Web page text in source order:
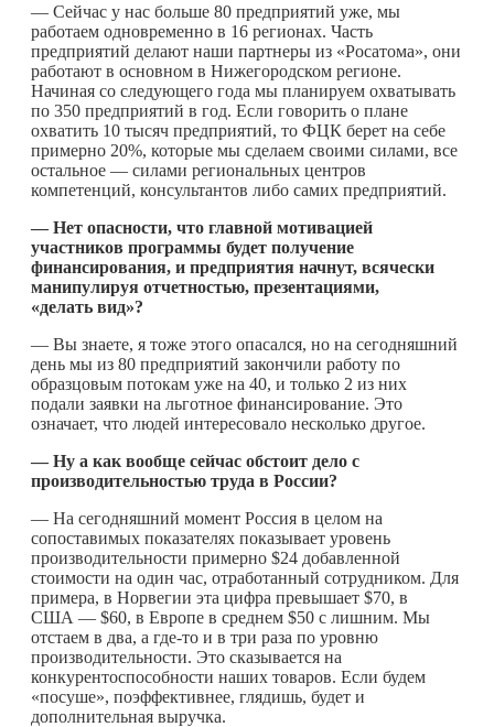
— Сейчас у нас больше 80 предприятий уже, мы
работаем одновременно в 16 регионах. Часть
предприятий делают наши партнеры из «Росатома», они
работают в основном в Нижегородском регионе.
Начиная со следующего года мы планируем охватывать
по 350 предприятий в год. Если говорить о плане
охватить 10 тысяч предприятий, то ФЦК берет на себе
примерно 20%, которые мы сделаем своими силами, все
остальное — силами региональных центров
компетенций, консультантов либо самих предприятий.
— Нет опасности, что главной мотивацией
участников программы будет получение
финансирования, и предприятия начнут, всячески
манипулируя отчетностью, презентациями,
«делать вид»?
— Вы знаете, я тоже этого опасался, но на сегодняшний
день мы из 80 предприятий закончили работу по
образцовым потокам уже на 40, и только 2 из них
подали заявки на льготное финансирование. Это
означает, что людей интересовало несколько другое.
— Ну а как вообще сейчас обстоит дело с
производительностью труда в России?
— На сегодняшний момент Россия в целом на
сопоставимых показателях показывает уровень
производительности примерно $24 добавленной
стоимости на один час, отработанный сотрудником. Для
примера, в Норвегии эта цифра превышает $70, в
США — $60, в Европе в среднем $50 с лишним. Мы
отстаем в два, а где-то и в три раза по уровню
производительности. Это сказывается на
конкурентоспособности наших товаров. Если будем
«посуше», поэффективнее, глядишь, будет и
дополнительная выручка.